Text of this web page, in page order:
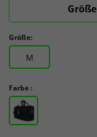
Größe:
M
Farbe :